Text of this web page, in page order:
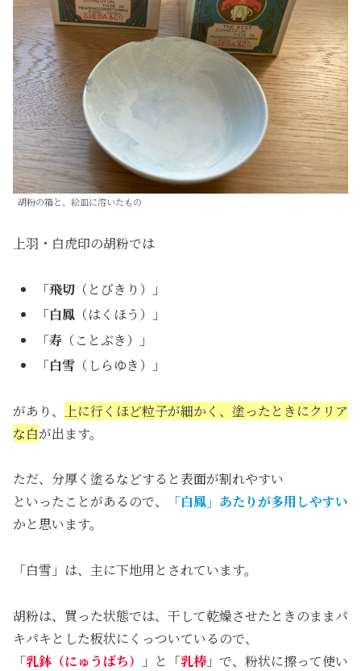
胡粉の箱と、絵皿に溶いたもの
上羽・白虎印の胡粉では
「飛切 （とびきり）」
「白鳳 （はくほう）」
「寿 （ことぶき）」
「白雪 （しらゆき）」
があり、
上に行くほど粒子が細かく、塗ったときにクリア
な白が出ます。
ただ、分厚く塗るなどすると表面が割れやすい
といったことがあるので、
「白鳳」あたりが多用しやすい
かと思います。
「白雪」は、主に下地用とされています。
胡粉は、買った状態では、干して乾燥させたときのままパ
キパキとした板状にくっついているので、
「乳鉢（にゅうばち） 」と「乳棒」で、粉状に擦って使い